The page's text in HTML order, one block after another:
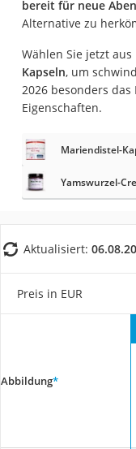
bereit für neue
Alternative zu
Wählen Sie jetzt
Kapseln, um
2026 besonders das
Eigenschaften.
Mariendistel-
Yamswurzel-
Aktualisiert:
Preis in EUR
Abbildung*